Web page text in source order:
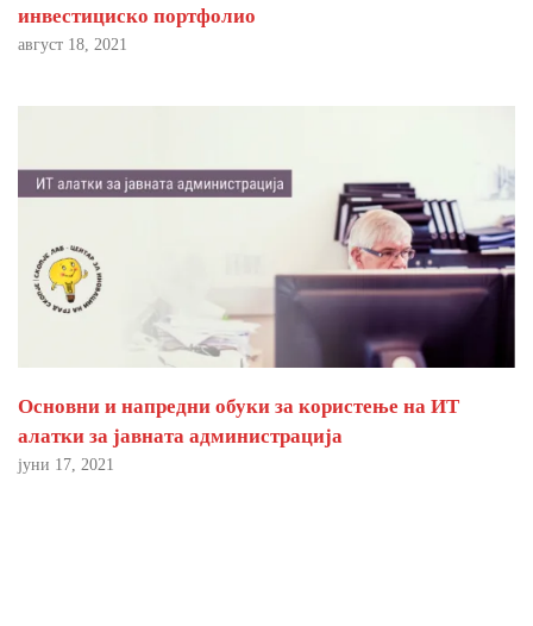
инвестициско портфолио
август 18, 2021
Основни и напредни обуки за користење на ИТ
алатки за јавната администрација
јуни 17, 2021